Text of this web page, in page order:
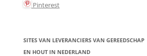
Pinterest
SITES VAN LEVERANCIERS VAN GEREEDSCHAP
EN HOUT IN NEDERLAND